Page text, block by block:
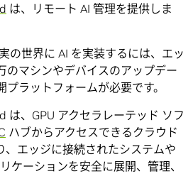
は、リモート AI 管理を提供しま
の世界に AI を実装するには、エッ
のマシンやデバイスのアップデー
プラットフォームが必要です。
は、GPU アクセラレーテッド ソフ
ハブからアクセスできるクラウド
、エッジに接続されたシステムや
ケーションを安全に展開、管理、